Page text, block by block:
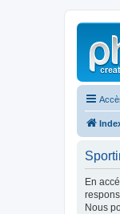
En
Nous